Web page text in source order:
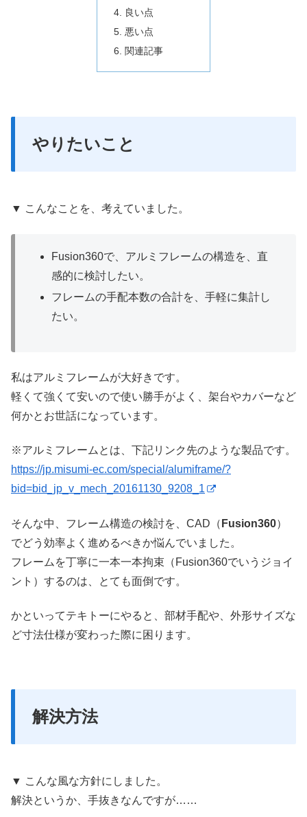
良い点
悪い点
関連記事
やりたいこと
▼ こんなことを、考えていました。
Fusion360で、アルミフレームの構造を、直
感的に検討したい。
フレームの手配本数の合計を、手軽に集計し
たい。
私はアルミフレームが大好きです。
軽くて強くて安いので使い勝手がよく、架台やカバーなど
何かとお世話になっています。
※アルミフレームとは、下記リンク先のような製品です。
https://jp.misumi-ec.com/special/alumiframe/?
bid=bid_jp_v_mech_20161130_9208_1
そんな中、フレーム構造の検討を、CAD（ Fusion360）
でどう効率よく進めるべきか悩んでいました。
フレームを丁寧に一本一本拘束（Fusion360でいうジョイ
ント）するのは、とても面倒です。
かといってテキトーにやると、部材手配や、外形サイズな
ど寸法仕様が変わった際に困ります。
解決方法
▼ こんな風な方針にしました。
解決というか、手抜きなんですが……